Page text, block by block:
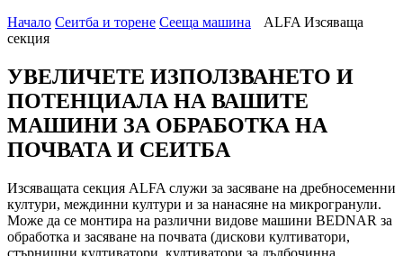
Начало Сеитба и торене Cееща машина
ALFA Изсяваща
секция
УВЕЛИЧЕТЕ ИЗПОЛЗВАНЕТО И
ПОТЕНЦИАЛА НА ВАШИТЕ
МАШИНИ ЗА ОБРАБОТКА НА
ПОЧВАТА И СЕИТБА
Изсяващата секция ALFA служи за засяване на дребносеменни
култури, междинни култури и за нанасяне на микрогранули.
Може да се монтира на различни видове машини BEDNAR за
обработка и засяване на почвата (дискови култиватори,
стърнищни култиватори, култиватори за дълбочинна